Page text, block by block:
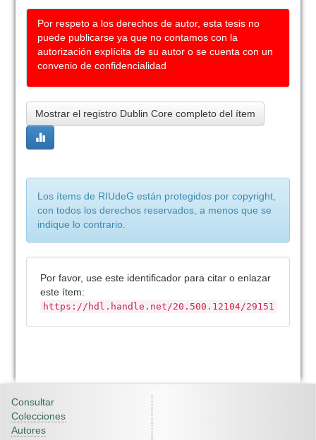
Por respeto a los derechos de autor, esta tesis no
puede publicarse ya que no contamos con la
autorización explícita de su autor o se cuenta con un
convenio de confidencialidad
Mostrar el registro Dublin Core completo del ítem
Los ítems de RIUdeG están protegidos por copyright,
con todos los derechos reservados, a menos que se
indique lo contrario.
Por favor, use este identificador para citar o enlazar
este ítem:
https://hdl.handle.net/20.500.12104/29151
Consultar
Colecciones
Autores